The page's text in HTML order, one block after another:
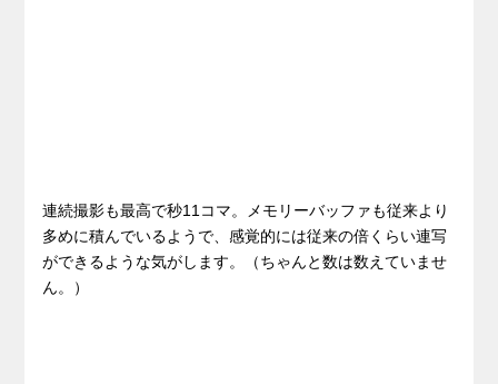
連続撮影も最高で秒11コマ。メモリーバッファも従来より
多めに積んでいるようで、感覚的には従来の倍くらい連写
ができるような気がします。（ちゃんと数は数えていませ
ん。）